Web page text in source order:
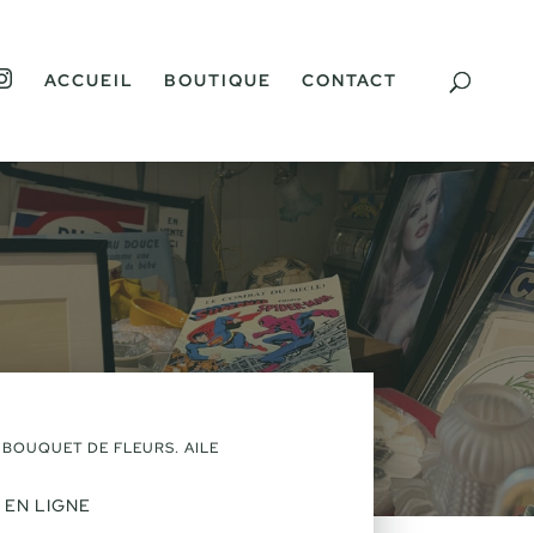
G
R
A
M
ACCUEIL BOUTIQUE CONTACT
DE FLEURS. AILE
EN LIGNE